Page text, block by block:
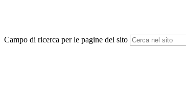
Campo di ricerca per le pagine del sito